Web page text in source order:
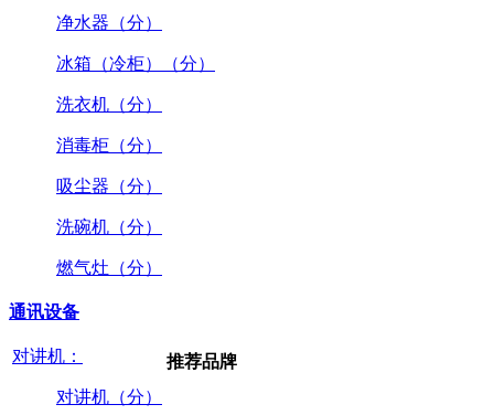
净水器（分）
冰箱（冷柜）（分）
洗衣机（分）
消毒柜（分）
吸尘器（分）
洗碗机（分）
燃气灶（分）
通讯设备
对讲机：
对讲机（分）
推荐品牌